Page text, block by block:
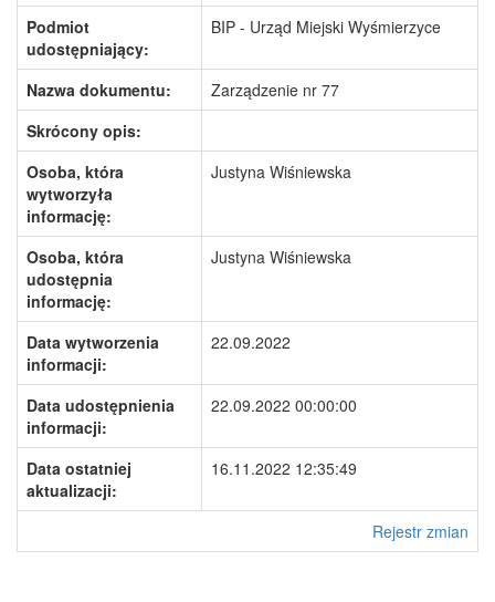
Podmiot
udostępniający:
BIP - Urząd Miejski Wyśmierzyce
Nazwa dokumentu:
Zarządzenie nr 77
Skrócony opis:
Osoba, która
wytworzyła
informację:
Justyna Wiśniewska
Osoba, która
udostępnia
informację:
Justyna Wiśniewska
Data wytworzenia
informacji:
22.09.2022
Data udostępnienia
informacji:
22.09.2022 00:00:00
Data ostatniej
aktualizacji:
16.11.2022 12:35:49
Rejestr zmian